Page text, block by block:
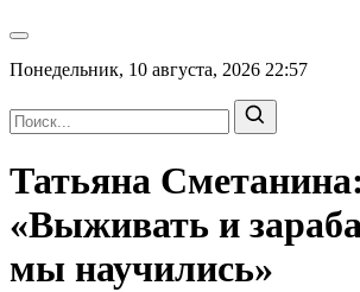
Понедельник, 10 августа, 2026 22:57
Татьяна Сметанина:
«Выживать и
мы научились»